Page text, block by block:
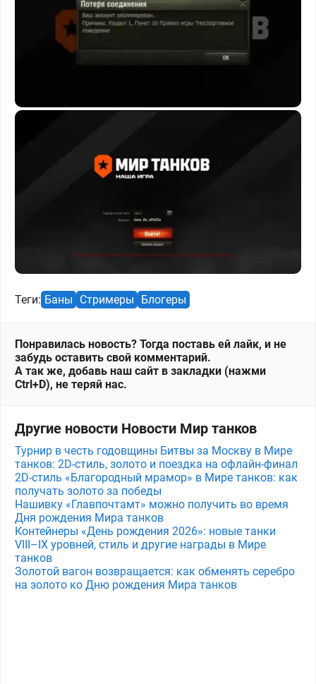
Теги: Баны Стримеры Блогеры
Понравилась новость? Тогда поставь ей лайк, и не
забудь оставить свой комментарий.
А так же, добавь наш сайт в закладки (нажми
Ctrl+D), не теряй нас.
Другие новости Новости Мир танков
Турнир в честь годовщины Битвы за Москву в Мире
танков: 2D-стиль, золото и поездка на офлайн-финал
2D-стиль «Благородный мрамор» в Мире танков: как
получать золото за победы
Нашивку «Главпочтамт» можно получить во время
Дня рождения Мира танков
Контейнеры «День рождения 2026»: новые танки
VIII–IX уровней, стиль и другие награды в Мире
танков
Золотой вагон возвращается: как обменять серебро
на золото ко Дню рождения Мира танков